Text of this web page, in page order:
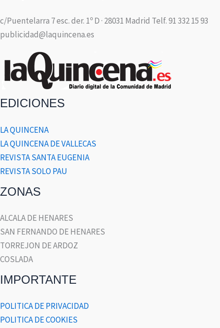
c/Puentelarra 7 esc. der. 1º D · 28031 Madrid Telf. 91 332 15 93
publicidad@laquincena.es
EDICIONES
LA QUINCENA
LA QUINCENA DE VALLECAS
REVISTA SANTA EUGENIA
REVISTA SOLO PAU
ZONAS
ALCALA DE HENARES
SAN FERNANDO DE HENARES
TORREJON DE ARDOZ
COSLADA
IMPORTANTE
POLITICA DE PRIVACIDAD
POLITICA DE COOKIES